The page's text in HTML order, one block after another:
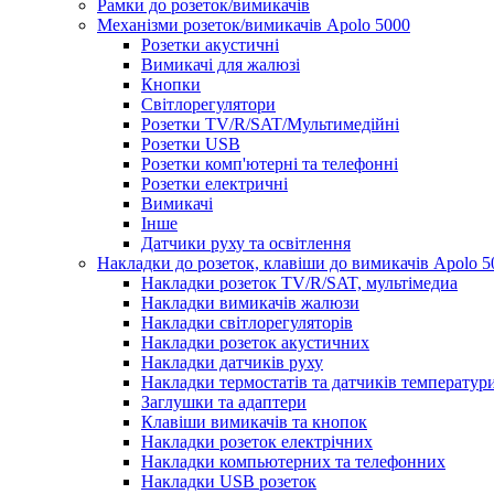
Рамки до розеток/вимикачів
Механізми розеток/вимикачів Apolo 5000
Розетки акустичні
Вимикачі для жалюзі
Кнопки
Світлорегулятори
Розетки TV/R/SAT/Мультимедійні
Розетки USB
Розетки комп'ютерні та телефонні
Розетки електричні
Вимикачі
Інше
Датчики руху та освітлення
Накладки до розеток, клавіши до вимикачів Apolo
Накладки розеток TV/R/SAT, мультімедиа
Накладки вимикачів жалюзи
Накладки світлорегуляторів
Накладки розеток акустичних
Накладки датчиків руху
Накладки термостатів та датчиків
Заглушки та адаптери
Клавіши вимикачів та кнопок
Накладки розеток електрічних
Накладки компьютерних та телефонних
Накладки USB розеток